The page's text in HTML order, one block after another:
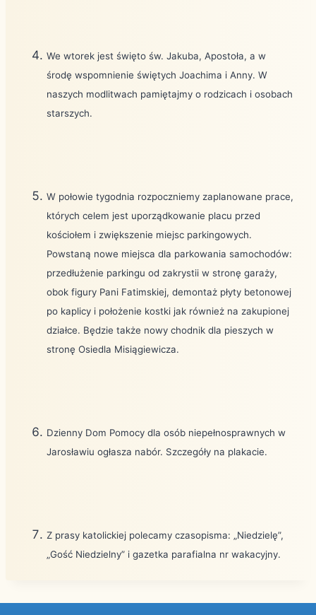
We wtorek jest święto św. Jakuba, Apostoła, a w
środę wspomnienie świętych Joachima i Anny. W
naszych modlitwach pamiętajmy o rodzicach i osobach
starszych.
W połowie tygodnia rozpoczniemy zaplanowane prace,
których celem jest uporządkowanie placu przed
kościołem i zwiększenie miejsc parkingowych.
Powstaną nowe miejsca dla parkowania samochodów:
przedłużenie parkingu od zakrystii w stronę garaży,
obok figury Pani Fatimskiej, demontaż płyty betonowej
po kaplicy i położenie kostki jak również na zakupionej
działce. Będzie także nowy chodnik dla pieszych w
stronę Osiedla Misiągiewicza.
Dzienny Dom Pomocy dla osób niepełnosprawnych w
Jarosławiu ogłasza nabór. Szczegóły na plakacie.
Z prasy katolickiej polecamy czasopisma: „Niedzielę”,
„Gość Niedzielny” i gazetka parafialna nr wakacyjny.